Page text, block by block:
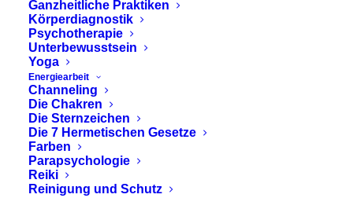
Ganzheitliche Praktiken
Körperdiagnostik
Psychotherapie
Unterbewusstsein
Yoga
Energiearbeit
Channeling
Die Chakren
Die Sternzeichen
Die 7 Hermetischen Gesetze
Farben
Parapsychologie
Reiki
Reinigung und Schutz
grüne OP-Kleidung